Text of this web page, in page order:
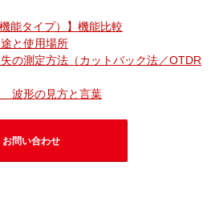
能タイプ）】機能比較
と使用場所
の測定方法（カットバック法／OTDR
波形の見方と言葉
お問い合わせ